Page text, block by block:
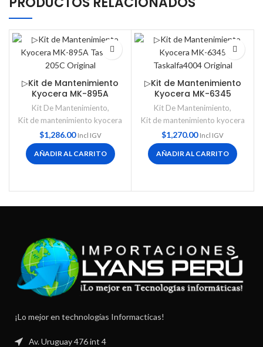
▷Kit de Mantenimiento
Kyocera MK-895A
Taskalfa 205C Original
Kit De Mantenimiento,
Kit de mantenimiento kyocera
$1,286.00 Incl IGV
AÑADIR AL CARRITO
▷Kit de Mantenimiento
Kyocera MK-6345
Taskalfa4004 Original
Kit De Mantenimiento,
Kit de mantenimiento kyocera
$1,270.00 Incl IGV
AÑADIR AL CARRITO
¡Lo mejor en technologías Informacticas!
Av. Uruguay 476 int 4